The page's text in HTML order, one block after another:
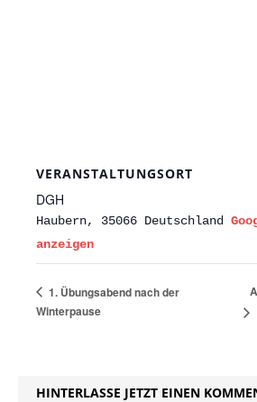
VERANSTALTUNGSORT
DGH
Haubern, 35066 Deutschland
anzeigen
1. Übungsabend nach der
Winterpause
HINTERLASSE JETZT EINEN